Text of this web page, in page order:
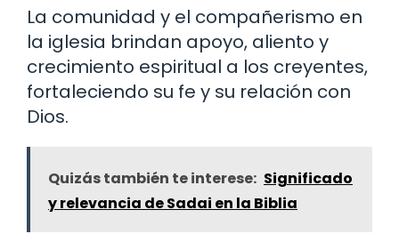
La comunidad y el compañerismo en
la iglesia brindan apoyo, aliento y
crecimiento espiritual a los creyentes,
fortaleciendo su fe y su relación con
Dios.
Quizás también te interese: Significado
y relevancia de Sadai en la Biblia